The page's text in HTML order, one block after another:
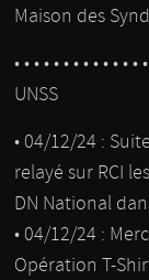
Maison des
• • • • • • • • • • • • • •
UNSS
• 04/12/24 :
relayé sur RCI
DN National
• 04/12/24 :
Opération T-